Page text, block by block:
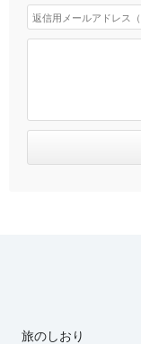
旅のしおり